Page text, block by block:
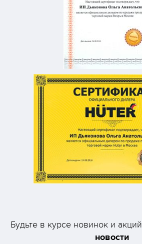
Будьте в курсе новинок и акций
новости